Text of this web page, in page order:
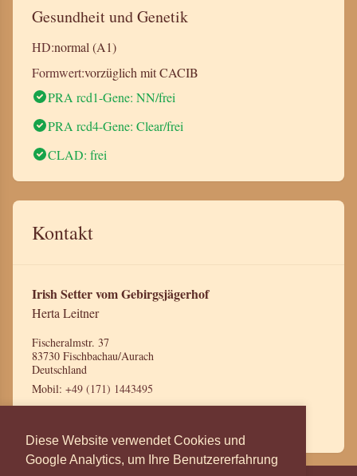
Diese Website verwendet Cookies und
Google Analytics, um Ihre Benutzererfahrung
Gesundheit und Genetik
HD:normal (A1)
Formwert:vorzüglich mit CACIB
PRA rcd1-Gene: NN/frei
PRA rcd4-Gene: Clear/frei
CLAD: frei
Kontakt
Irish Setter vom Gebirgsjägerhof
Herta Leitner
Fischeralmstr. 37
83730 Fischbachau/Aurach
Deutschland
Mobil: +49 (171) 1443495